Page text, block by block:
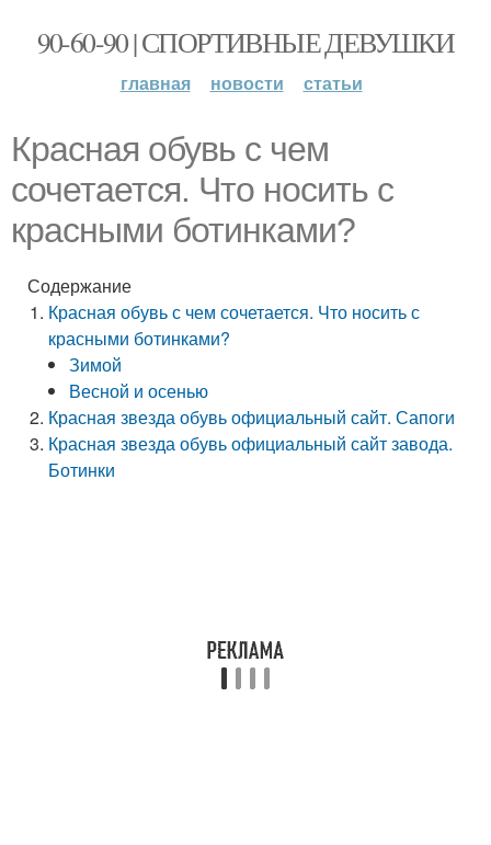
90-60-90 | СПОРТИВНЫЕ ДЕВУШКИ
главная новости статьи
Красная обувь с чем
сочетается. Что носить с
красными ботинками?
Содержание
Красная обувь с чем сочетается. Что носить с
красными ботинками?
Зимой
Весной и осенью
Красная звезда обувь официальный сайт. Сапоги
Красная звезда обувь официальный сайт завода.
Ботинки